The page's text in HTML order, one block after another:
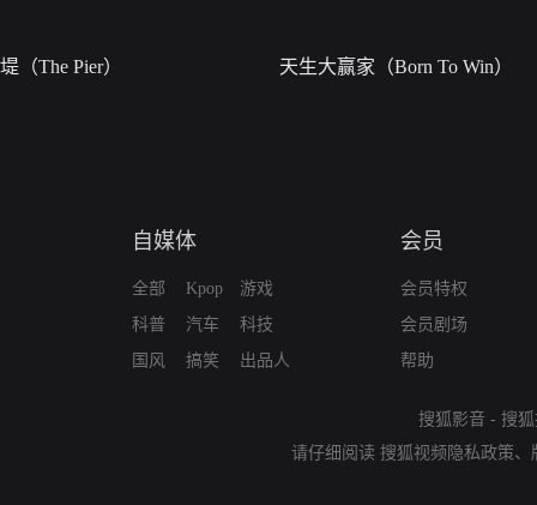
堤（The Pier） 天生大赢家（Born To Win）
自媒体
全部
科普
国风
Kpop
汽车
搞笑
游戏
科技
出品人
会员
会员特权
会员剧场
帮助
搜狐影音 - 搜
请仔细阅读 搜狐视频隐私政策、